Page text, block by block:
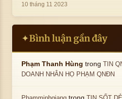
10 tháng 11 2023
✦Bình luận gần đây
Phạm Thanh Hùng trongTIN
DOANH NHÂN HỌ PHẠM QNĐN